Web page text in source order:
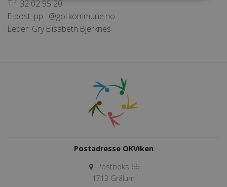
Tlf: 32 02 95 20
E-post: pp…@gol.kommune.no
Leder: Gry Elisabeth Bjerknes
Postadresse OKViken
Postboks 66
1713 Grålum